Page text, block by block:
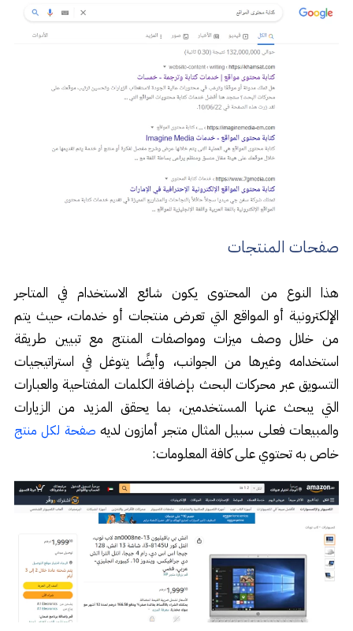
صفحات المنتجات
هذا النوع من المحتوى يكون شائع الاستخدام في المتاجر
الإلكترونية أو المواقع التي تعرض منتجات أو خدمات، حيث يتم
من خلال وصف ميزات ومواصفات المنتج مع تبيين طريقة
استخدامه وغيرها من الجوانب، وأيضًا يتوغل في استراتيجيات
التسويق عبر محركات البحث بإضافة الكلمات المفتاحية والعبارات
التي يبحث عنها المستخدمين، بما يحقق المزيد من الزيارات
والمبيعات فعلى سبيل المثال متجر أمازون لديه صفحة لكل منتج
خاص به تحتوي على كافة المعلومات: